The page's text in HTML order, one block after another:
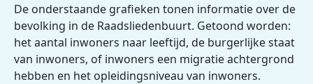
De onderstaande grafieken tonen informatie over de
bevolking in de Raadsliedenbuurt. Getoond worden:
het aantal inwoners naar leeftijd, de burgerlijke staat
van inwoners, of inwoners een migratie achtergrond
hebben en het opleidingsniveau van inwoners.